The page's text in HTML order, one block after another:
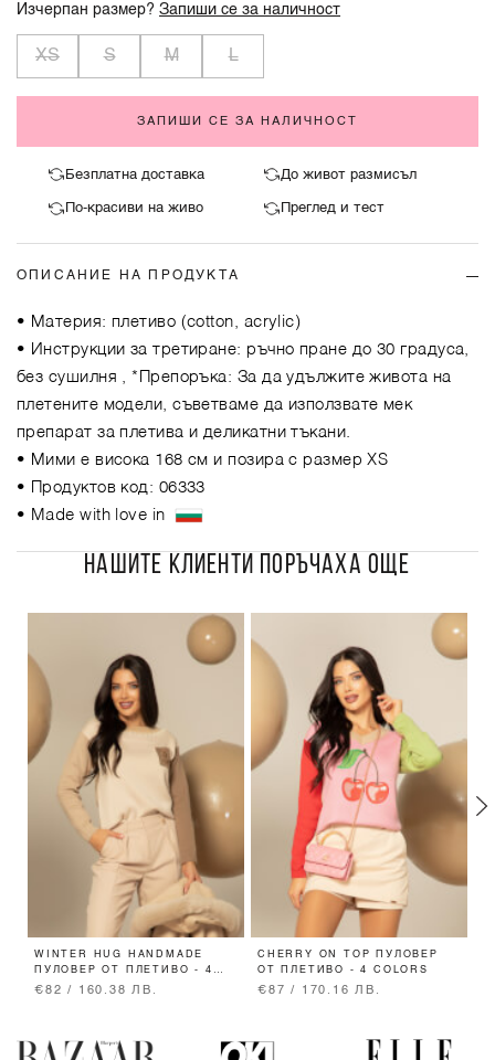
Изчерпан размер?Запиши се за наличност
XS S M L
ЗАПИШИ СЕ ЗА НАЛИЧНОСТ
Безплатна доставка До живот размисъл
По-красиви на живо Преглед и тест
ОПИСАНИЕ НА ПРОДУКТА
• Материя: плетиво (cotton, acrylic)
• Инструкции за третиране: ръчно пране до 30 градуса,
без сушилня , *Препоръка: За да удължите живота на
плетените модели, съветваме да използвате мек
препарат за плетива и деликатни тъкани.
• Мими е висока 168 см и позира с размер XS
• Продуктов код: 06333
• Made with love in
НАШИТЕ КЛИЕНТИ ПОРЪЧАХА ОЩЕ
WINTER HUG HANDMADE
ПУЛОВЕР ОТ ПЛЕТИВО - 4
COLORS
€82 / 160.38 ЛВ.
CHERRY ON TOP ПУЛОВЕР
ОТ ПЛЕТИВО - 4 COLORS
€87 / 170.16 ЛВ.